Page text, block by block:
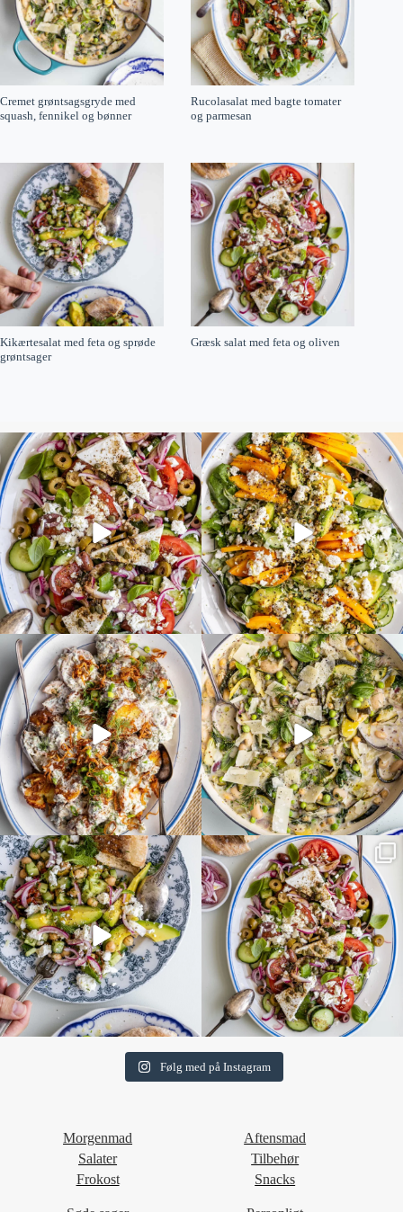
Cremet grøntsagsgryde med
squash, fennikel og bønner
Rucolasalat med bagte tomater
og parmesan
Kikærtesalat med feta og sprøde
grøntsager
Græsk salat med feta og oliven
Følg med på Instagram
Morgenmad
Salater
Frokost
Aftensmad
Tilbehør
Snacks